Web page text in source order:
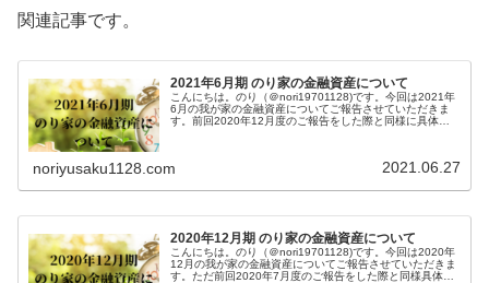
関連記事です。
2021年6月期 のり家の金融資産について
こんにちは。のり（＠nori19701128)です。今回は2021年
6月の我が家の金融資産についてご報告させていただきま
す。前回2020年12月度のご報告をした際と同様に具体的
noriyusaku1128.com 2021.06.27
2020年12月期 のり家の金融資産について
こんにちは。のり（＠nori19701128)です。今回は2020年
12月の我が家の金融資産についてご報告させていただきま
す。ただ前回2020年7月度のご報告をした際と同様具体的